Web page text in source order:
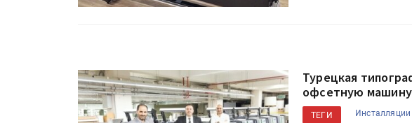
Турецкая
офсетную машину
ТЕГИ Инсталляции